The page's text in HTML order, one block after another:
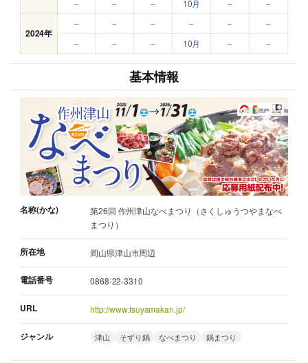
–
– – 10月 – –
2024年
– – – – –
–
–
– – 10月 – –
基本情報
名称(かな)
第26回 作州津山なべまつり（さくしゅうつやまなべ
まつり）
所在地 岡山県津山市周辺
電話番号 0868-22-3310
URL http://www.tsuyamakan.jp/
ジャンル 津山 そずり鍋 なべまつり 鍋まつり